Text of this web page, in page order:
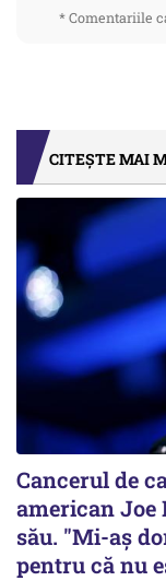
* Comentariile
CITEȘTE MAI
Cancerul de
american Joe
său. "Mi-aș
pentru că nu